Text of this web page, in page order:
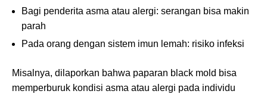
Bagi penderita asma atau alergi: serangan bisa makin
parah
Pada orang dengan sistem imun lemah: risiko infeksi
Misalnya, dilaporkan bahwa paparan black mold bisa
memperburuk kondisi asma atau alergi pada individu